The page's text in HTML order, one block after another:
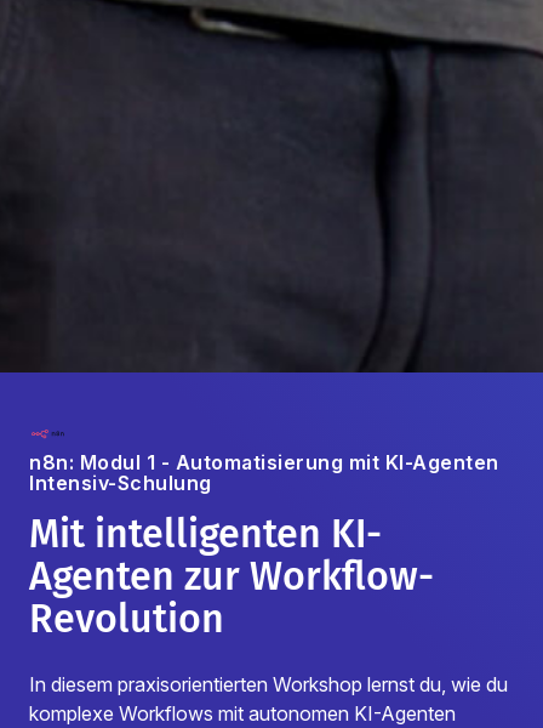
n8n: Modul 1 - Automatisierung mit KI-Agenten
Intensiv-Schulung
Mit intelligenten KI-
Agenten zur Workflow-
Revolution
In diesem praxisorientierten Workshop lernst du, wie du
komplexe Workflows mit autonomen KI-Agenten